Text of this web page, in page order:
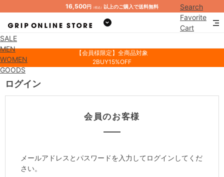
16,500円 （税込） 以上のご購入で送料無料
Search
Favorite
Cart
SALE
MEN
WOMEN
GOODS
【会員様限定】全商品対象
2BUY15%OFF
ログイン
会員のお客様
メールアドレスとパスワードを入力してログインしてくだ
さい。